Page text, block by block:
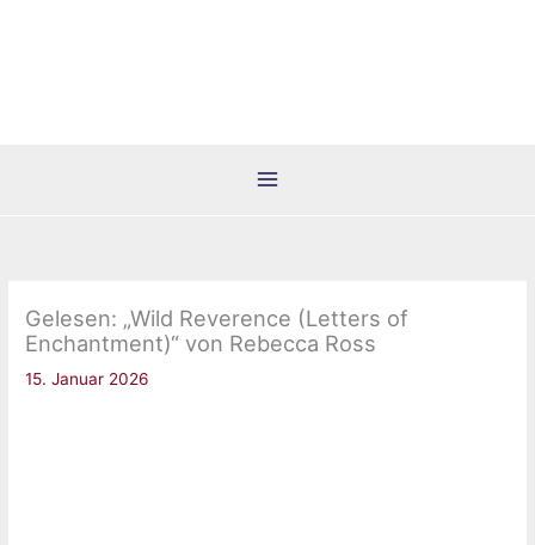
Gelesen: „Wild Reverence (Letters of
Enchantment)“ von Rebecca Ross
15. Januar 2026